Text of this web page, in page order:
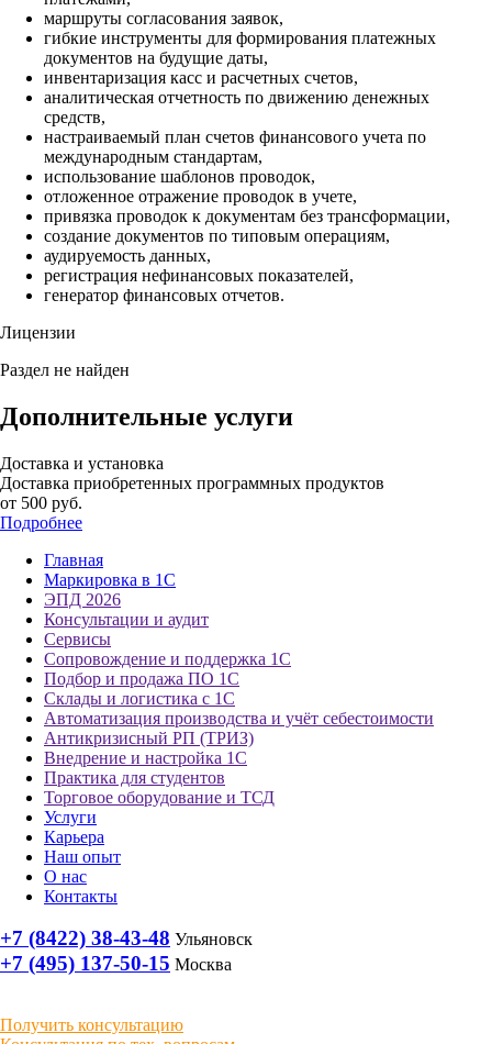
маршруты согласования заявок,
гибкие инструменты для формирования платежных
документов на будущие даты,
инвентаризация касс и расчетных счетов,
аналитическая отчетность по движению денежных
средств,
настраиваемый план счетов финансового учета по
международным стандартам,
использование шаблонов проводок,
отложенное отражение проводок в учете,
привязка проводок к документам без трансформации,
создание документов по типовым операциям,
аудируемость данных,
регистрация нефинансовых показателей,
генератор финансовых отчетов.
Лицензии
Раздел не найден
Дополнительные услуги
Доставка и установка
Доставка приобретенных программных продуктов
от 500 руб.
Подробнее
Главная
Маркировка в 1С
ЭПД 2026
Консультации и аудит
Сервисы
Сопровождение и поддержка 1С
Подбор и продажа ПО 1С
Склады и логистика с 1С
Автоматизация производства и учёт себестоимости
Антикризисный РП (ТРИЗ)
Внедрение и настройка 1С
Практика для студентов
Торговое оборудование и ТСД
Услуги
Карьера
Наш опыт
О нас
Контакты
+7 (8422) 38-43-48 Ульяновск
+7 (495) 137-50-15 Москва
Получить консультацию